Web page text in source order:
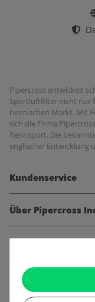
Pipercross entwickelt
Sportluftfilter nicht nur
heimischen Markt. Mit
sich die Firma
Rennsport. Die
englischer Entwicklung
Kundenservice
Über Pipercross
Informationen
Gesetzliche